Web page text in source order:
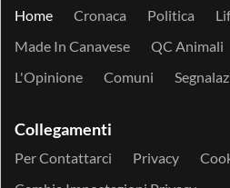
Home Cronaca Politica
Made In Canavese
QC Animali
L'Opinione
Comuni
Collegamenti
Per Contattarci Privacy